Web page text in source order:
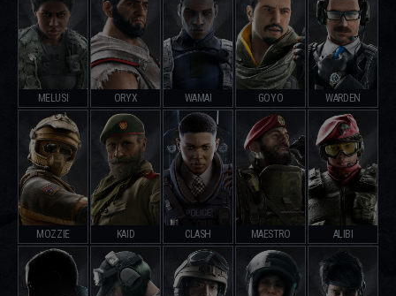
MELUSI ORYX WAMAI GOYO WARDEN
MOZZIE KAID CLASH MAESTRO ALIBI